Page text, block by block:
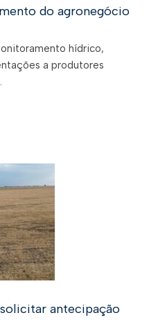
do agronegócio
hídrico,
a produtores
antecipação